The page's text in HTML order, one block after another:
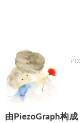
由PiezoGraph构